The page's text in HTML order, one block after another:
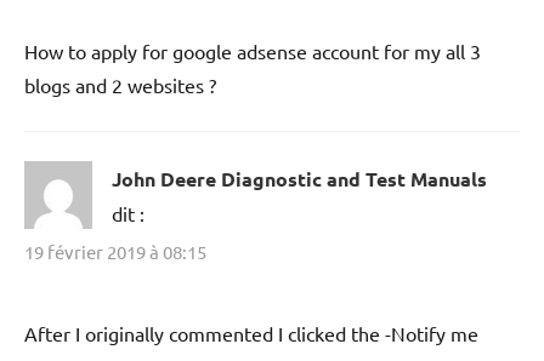
How to apply for google adsense account for my all 3
blogs and 2 websites ?
John Deere Diagnostic and Test Manuals
dit :
19 février 2019 à 08:15
After I originally commented I clicked the -Notify me